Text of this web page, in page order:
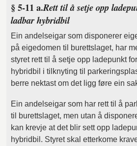
§ 5-11 a.Rett til å setje opp
ladbar hybridbil
Ein andelseigar som disponerer
på eigedomen til burettslaget, har
styret rett til å setje opp ladepunkt
hybridbil i tilknyting til
berre nektast om det ligg føre ein
Ein andelseigar som har rett til å
til burettslaget, men utan å
kan krevje at det blir sett opp
hybridbil. Styret skal etterkome